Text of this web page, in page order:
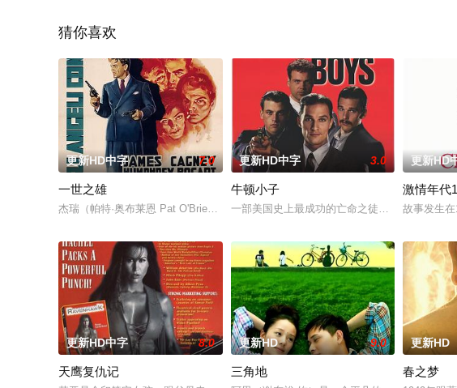
猜你喜欢
更新HD中字 7.0
一世之雄
杰瑞（帕特·奥布莱恩 Pat O'Brien 饰）和洛克（詹姆斯·贾克内 James Cagney
更新HD中字 3.0
牛顿小子
一部美国史上最成功的亡命之徒真实故事。原
更新HD
激情年代
故事发生
更新HD中字 8.0
天鹰复仇记
更新HD 9.0
三角地
更新HD
春之梦